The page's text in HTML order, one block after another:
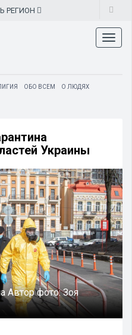
РЕГИОН
ОБО ВСЕМ
О ЛЮДЯХ
Украины
Автор фото:Зоя